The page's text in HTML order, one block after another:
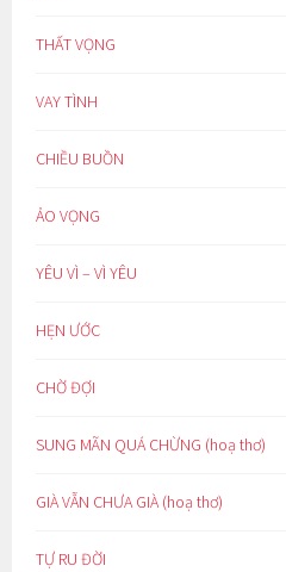
THẤT VỌNG
VAY TÌNH
CHIỀU BUỒN
ẢO VỌNG
YÊU VÌ – VÌ YÊU
HẸN ƯỚC
CHỜ ĐỢI
SUNG MÃN QUÁ CHỪNG (hoạ thơ)
GIÀ VẪN CHƯA GIÀ (hoạ thơ)
TỰ RU ĐỜI